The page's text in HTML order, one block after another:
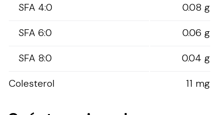
SFA 4:0
0.08 g
SFA 6:0
0.06 g
SFA 8:0
0.04 g
Colesterol
11 mg